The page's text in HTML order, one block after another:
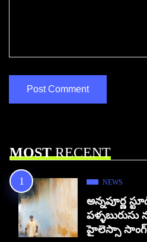
MOSTRECENT
NEWS
అన్నపూర్ణ
హైలెస్సా సాంగ్